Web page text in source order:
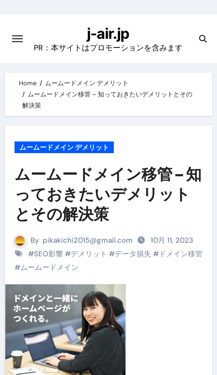
content
j-air.jp
PR：本サイトはプロモーションを含みます
Home
ムームードメイン デメリット
ムームードメイン移管 – 知っておきたいデメリットとその
解決策
ムームードメイン デメリット
ムームードメイン移管 – 知
っておきたいデメリット
とその解決策
By pikakichi2015@gmail.com
10月 11, 2023
#SEO影響#デメリット #データ損失 #ドメイン移管
#ムームードメイン